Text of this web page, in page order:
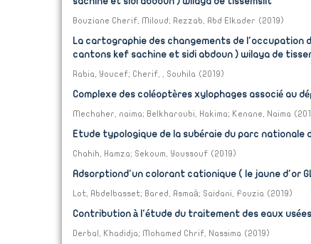
Bouziane Cherif, Miloud; Rezzab, Abd Elkader (2019)
La cartographie des changements de l'occupation
cantons kef sachine et sidi abdoun ) wilaya de
Rabia, Youcef; Cherif, , Souhila (2019)
Complexe des coléoptères xylophages associé au
Mechaher, naima; Belkharoubi, Hakima; Kenane, Naima (
Etude typologique de la subéraie du parc nationale
Chahih, Hamza; Sekoum, Youssouf (2019)
Adsorptiond'un colorant cationique ( le jaune d'or
Lot, Abdelbasset; Bared, Asmaà; Saidani, Fouzia (2019)
Contribution à l'étude du traitement des eaux
Derbal, Khadidja; Mohamed Chrif, Nassima (2019)